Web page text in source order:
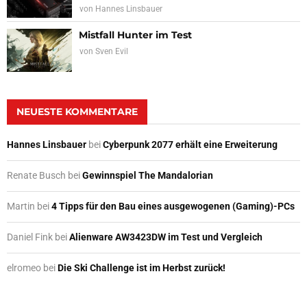
von Hannes Linsbauer
Mistfall Hunter im Test
von Sven Evil
NEUESTE KOMMENTARE
Hannes Linsbauer beiCyberpunk 2077 erhält eine Erweiterung
Renate Busch beiGewinnspiel The Mandalorian
Martin bei4 Tipps für den Bau eines ausgewogenen (Gaming)-PCs
Daniel Fink beiAlienware AW3423DW im Test und Vergleich
elromeo beiDie Ski Challenge ist im Herbst zurück!